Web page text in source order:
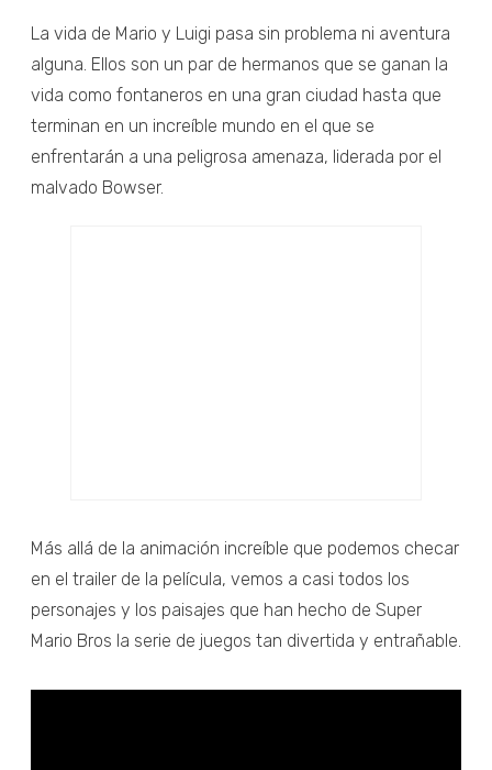
La vida de Mario y Luigi pasa sin problema ni aventura
alguna. Ellos son un par de hermanos que se ganan la
vida como fontaneros en una gran ciudad hasta que
terminan en un increíble mundo en el que se
enfrentarán a una peligrosa amenaza, liderada por el
malvado Bowser.
Más allá de la animación increíble que podemos checar
en el trailer de la película, vemos a casi todos los
personajes y los paisajes que han hecho de Super
Mario Bros la serie de juegos tan divertida y entrañable.